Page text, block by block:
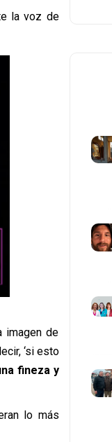
la voz de
imagen de
‘si esto
fineza y
lo más